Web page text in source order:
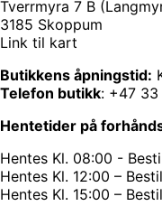
Tverrmyra 7 B
3185 Skoppum
Link til kart
Butikkens åpningstid:
Telefon butikk: +47 33
Hentetider på
Hentes Kl. 08:00 -
Hentes Kl. 12:00 –
Hentes Kl. 15:00 –